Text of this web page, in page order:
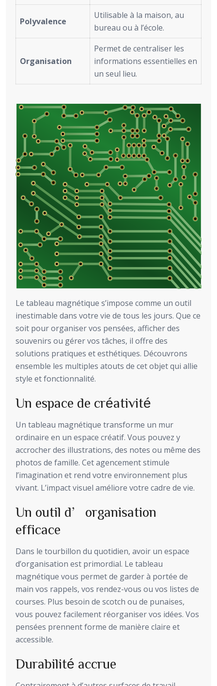
Polyvalence
Utilisable à la maison, au
bureau ou à l’école.
Organisation
Permet de centraliser les
informations essentielles en
un seul lieu.
Le tableau magnétique s’impose comme un outil
inestimable dans votre vie de tous les jours. Que ce
soit pour organiser vos pensées, afficher des
souvenirs ou gérer vos tâches, il offre des
solutions pratiques et esthétiques. Découvrons
ensemble les multiples atouts de cet objet qui allie
style et fonctionnalité.
Un espace de créativité
Un tableau magnétique transforme un mur
ordinaire en un espace créatif. Vous pouvez y
accrocher des illustrations, des notes ou même des
photos de famille. Cet agencement stimule
l’imagination et rend votre environnement plus
vivant. L’impact visuel améliore votre cadre de vie.
Un outil d’organisation
efficace
Dans le tourbillon du quotidien, avoir un espace
d’organisation est primordial. Le tableau
magnétique vous permet de garder à portée de
main vos rappels, vos rendez-vous ou vos listes de
courses. Plus besoin de scotch ou de punaises,
vous pouvez facilement réorganiser vos idées. Vos
pensées prennent forme de manière claire et
accessible.
Durabilité accrue